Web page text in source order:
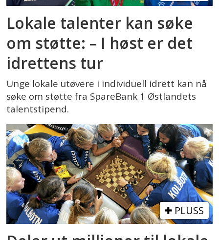
Lokale talenter kan søke
om støtte: – I høst er det
idrettens tur
Unge lokale utøvere i individuell idrett kan nå
søke om støtte fra SpareBank 1 Østlandets
talentstipend.
PLUSS